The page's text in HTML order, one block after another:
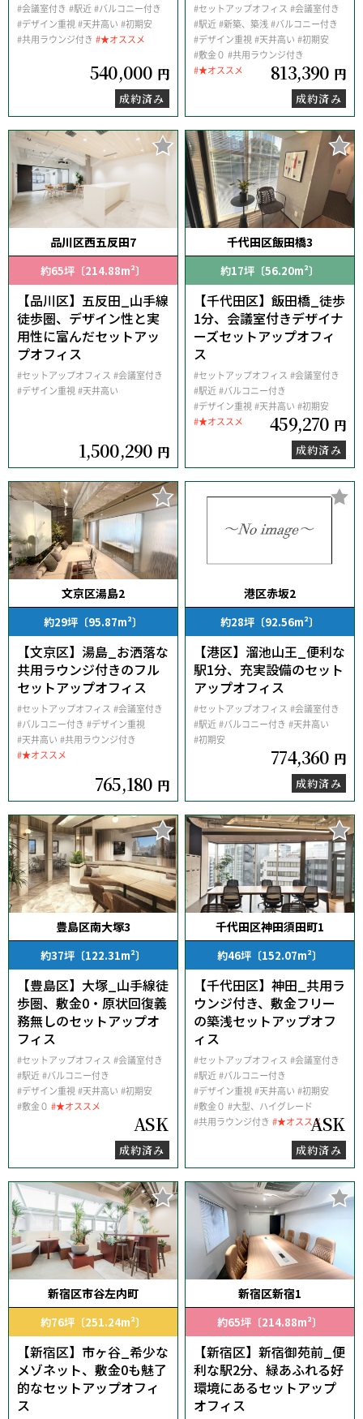
#会議室付き #駅近 #バルコニー付き
#デザイン重視#天井高い #初期安
#共用ラウンジ付き #★オススメ
540,000 円
成約済み
#セットアップオフィス #会議室付き
#駅近 #新築、築浅#バルコニー付き
#デザイン重視#天井高い #初期安
#敷金０ #共用ラウンジ付き
#★オススメ
813,390 円
成約済み
品川区西五反田7
約65坪〔214.88m²〕
【品川区】五反田_山手線
徒歩圏、デザイン性と実
用性に富んだセットアッ
プオフィス
#セットアップオフィス #会議室付き
#デザイン重視#天井高い
1,500,290 円
千代田区飯田橋3
約17坪〔56.20m²〕
【千代田区】飯田橋_徒歩
1分、会議室付きデザイナ
ーズセットアップオフィ
ス
#セットアップオフィス #会議室付き
#駅近 #バルコニー付き
#デザイン重視#天井高い #初期安
#★オススメ
459,270 円
成約済み
文京区湯島2
約29坪〔95.87m²〕
【文京区】湯島_お洒落な
共用ラウンジ付きのフル
セットアップオフィス
#セットアップオフィス #会議室付き
#バルコニー付き #デザイン重視
#天井高い #共用ラウンジ付き
#★オススメ
765,180 円
港区赤坂2
約28坪〔92.56m²〕
【港区】溜池山王_便利な
駅1分、充実設備のセット
アップオフィス
#セットアップオフィス #会議室付き
#駅近 #バルコニー付き #天井高い
#初期安
774,360 円
成約済み
豊島区南大塚3
約37坪〔122.31m²〕
【豊島区】大塚_山手線徒
歩圏、敷金0・原状回復義
務無しのセットアップオ
フィス
#セットアップオフィス #会議室付き
#駅近 #バルコニー付き
#デザイン重視#天井高い #初期安
#敷金０ #★オススメ
ASK
成約済み
千代田区神田須田町1
約46坪〔152.07m²〕
【千代田区】神田_共用ラ
ウンジ付き、敷金フリー
の築浅セットアップオフ
ィス
#セットアップオフィス #会議室付き
#駅近 #バルコニー付き
#デザイン重視#天井高い #初期安
#敷金０ #大型、ハイグレード
#共用ラウンジ付き #★オススメASK
成約済み
新宿区市谷左内町
約76坪〔251.24m²〕
【新宿区】市ヶ谷_希少な
メゾネット、敷金0も魅了
的なセットアップオフィ
ス
新宿区新宿1
約65坪〔214.88m²〕
【新宿区】新宿御苑前_便
利な駅2分、緑あふれる好
環境にあるセットアップ
オフィス